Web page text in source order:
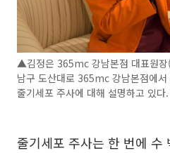
▲김정은 365mc 강남본점 대표원장
남구 도산대로 365mc 강남본점에
줄기세포 주사에 대해 설명하고 있
줄기세포 주사는 한 번에 수